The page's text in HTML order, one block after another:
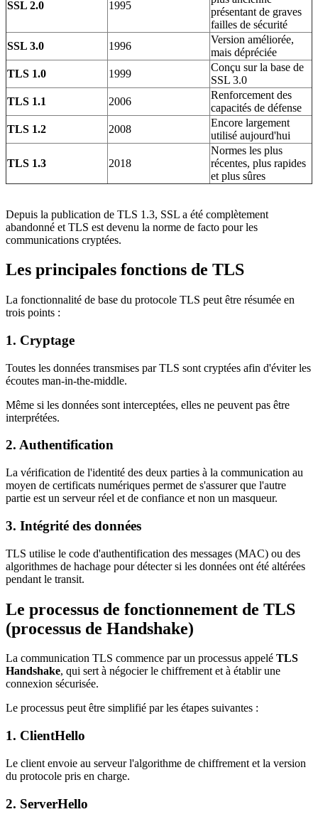
SSL 2.0 1995
présentant de graves
failles de sécurité
SSL 3.0
1996
Version améliorée,
mais dépréciée
TLS 1.0
1999
Conçu sur la base de
SSL 3.0
TLS 1.1
2006
Renforcement des
capacités de défense
TLS 1.2
2008
Encore largement
utilisé aujourd'hui
TLS 1.3 2018
Normes les plus
récentes, plus rapides
et plus sûres
Depuis la publication de TLS 1.3, SSL a été complètement
abandonné et TLS est devenu la norme de facto pour les
communications cryptées.
Les principales fonctions de TLS
La fonctionnalité de base du protocole TLS peut être résumée en
trois points :
1. Cryptage
Toutes les données transmises par TLS sont cryptées afin d'éviter les
écoutes man-in-the-middle.
Même si les données sont interceptées, elles ne peuvent pas être
interprétées.
2. Authentification
La vérification de l'identité des deux parties à la communication au
moyen de certificats numériques permet de s'assurer que l'autre
partie est un serveur réel et de confiance et non un masqueur.
3. Intégrité des données
TLS utilise le code d'authentification des messages (MAC) ou des
algorithmes de hachage pour détecter si les données ont été altérées
pendant le transit.
Le processus de fonctionnement de TLS
(processus de Handshake)
La communication TLS commence par un processus appelé TLS
Handshake, qui sert à négocier le chiffrement et à établir une
connexion sécurisée.
Le processus peut être simplifié par les étapes suivantes :
1. ClientHello
Le client envoie au serveur l'algorithme de chiffrement et la version
du protocole pris en charge.
2. ServerHello